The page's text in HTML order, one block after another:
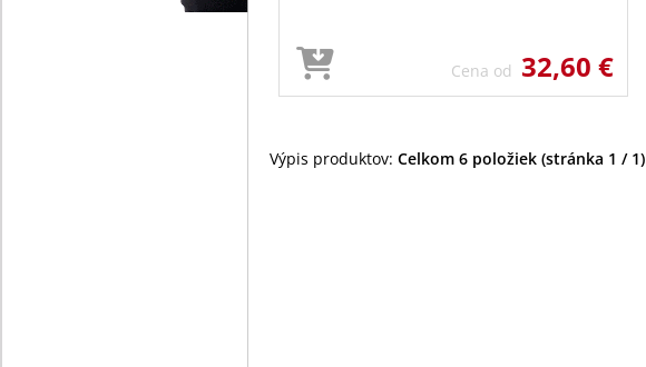
Cena od 32,60 €
Výpis produktov: Celkom 6 položiek (stránka 1 / 1)